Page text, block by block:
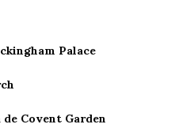
Palace
de Covent Garden